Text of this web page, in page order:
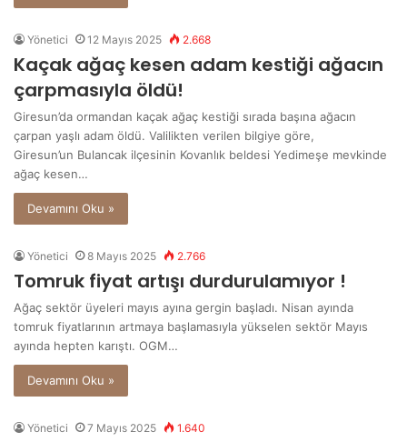
Yönetici 12 Mayıs 2025 2.668
Kaçak ağaç kesen adam kestiği ağacın
çarpmasıyla öldü!
Giresun’da ormandan kaçak ağaç kestiği sırada başına ağacın
çarpan yaşlı adam öldü. Valilikten verilen bilgiye göre,
Giresun’un Bulancak ilçesinin Kovanlık beldesi Yedimeşe mevkinde
ağaç kesen…
Devamını Oku »
Yönetici 8 Mayıs 2025 2.766
Tomruk fiyat artışı durdurulamıyor !
Ağaç sektör üyeleri mayıs ayına gergin başladı. Nisan ayında
tomruk fiyatlarının artmaya başlamasıyla yükselen sektör Mayıs
ayında hepten karıştı. OGM…
Devamını Oku »
Yönetici 7 Mayıs 2025 1.640